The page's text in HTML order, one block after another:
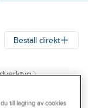
Beställ direkt
till lagring av cookies